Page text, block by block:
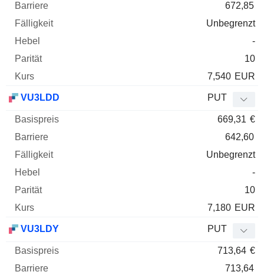
672,85
Unbegrenzt
-
10
7,540 EUR
VU3LDD PUT
669,31 €
642,60
Unbegrenzt
-
10
7,180 EUR
VU3LDY PUT
713,64 €
713,64